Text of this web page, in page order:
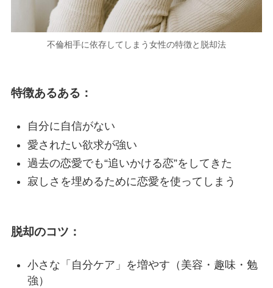
不倫相手に依存してしまう女性の特徴と脱却法
特徴あるある：
自分に自信がない
愛されたい欲求が強い
過去の恋愛でも“追いかける恋”をしてきた
寂しさを埋めるために恋愛を使ってしまう
脱却のコツ：
小さな「自分ケア」を増やす（美容・趣味・勉
強）